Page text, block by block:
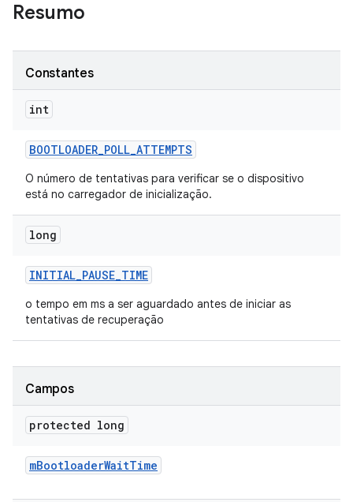
Resumo
Constantes
int
BOOTLOADER_POLL_ATTEMPTS
O número de tentativas para verificar se o dispositivo
está no carregador de inicialização.
long
INITIAL_PAUSE_TIME
o tempo em ms a ser aguardado antes de iniciar as
tentativas de recuperação
Campos
protected long
mBootloaderWaitTime